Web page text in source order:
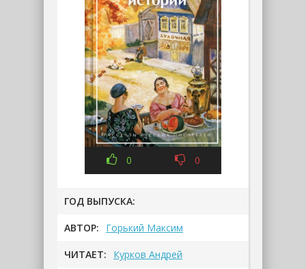
0 0
ГОД ВЫПУСКА:
АВТОР: Горький Максим
ЧИТАЕТ: Курков Андрей